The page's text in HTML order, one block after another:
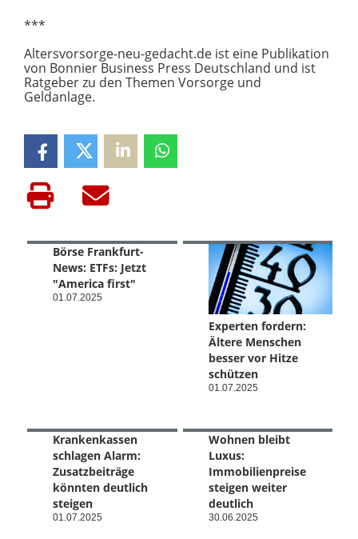
***
Altersvorsorge-neu-gedacht.de ist eine Publikation
von Bonnier Business Press Deutschland und ist
Ratgeber zu den Themen Vorsorge und
Geldanlage.
Börse Frankfurt-
News: ETFs: Jetzt
"America first"
01.07.2025
Experten fordern:
Ältere Menschen
besser vor Hitze
schützen
01.07.2025
Krankenkassen
schlagen Alarm:
Zusatzbeiträge
könnten deutlich
steigen
01.07.2025
Wohnen bleibt
Luxus:
Immobilienpreise
steigen weiter
deutlich
30.06.2025